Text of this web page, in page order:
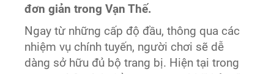
đơn giản trong Vạn Thế.
Ngay từ những cấp độ đầu, thông qua các
nhiệm vụ chính tuyến, người chơi sẽ dễ
dàng sở hữu đủ bộ trang bị. Hiện tại trong